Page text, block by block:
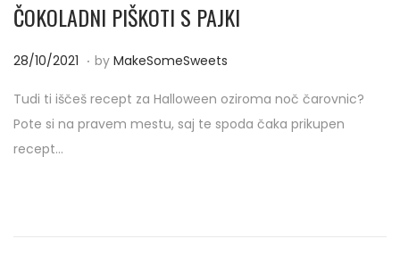
ČOKOLADNI PIŠKOTI S PAJKI
P
s
t
e
28/10/2021 2
/
1
. by MakeSomeSweets
Tudi ti iščeš recept za Halloween oziroma noč čarovnic?
Pote si na pravem mestu, saj te spoda čaka prikupen
recept…